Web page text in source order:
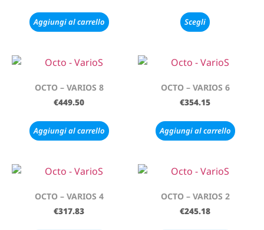
Aggiungi al carrello Scegli
OCTO – VARIOS 8
€449.50
Aggiungi al carrello
OCTO – VARIOS 6
€354.15
Aggiungi al carrello
OCTO – VARIOS 4
€317.83
OCTO – VARIOS 2
€245.18